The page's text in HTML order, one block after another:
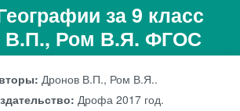
за 9 класс
В.П., Ром В.Я. ФГОС
Дронов В.П., Ром В.Я..
Дрофа 2017 год.